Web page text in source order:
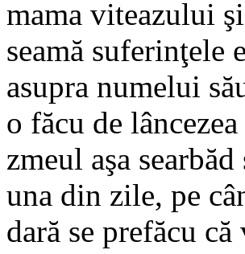
mama viteazului
seamă suferinţele
asupra numelui
o făcu de
zmeul aşa
una din zile, pe
dară se prefăcu